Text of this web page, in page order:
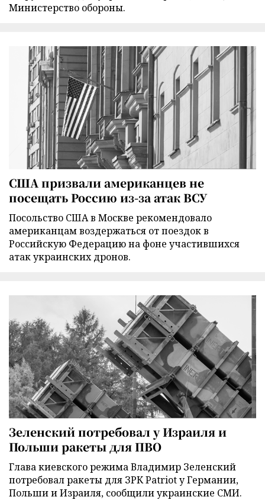
Министерство обороны.
США призвали американцев не
посещать Россию из-за атак ВСУ
Посольство США в Москве рекомендовало
американцам воздержаться от поездок в
Российскую Федерацию на фоне участившихся
атак украинских дронов.
Зеленский потребовал у Израиля и
Польши ракеты для ПВО
Глава киевского режима Владимир Зеленский
потребовал ракеты для ЗРК Patriot у Германии,
Польши и Израиля, сообщили украинские СМИ.